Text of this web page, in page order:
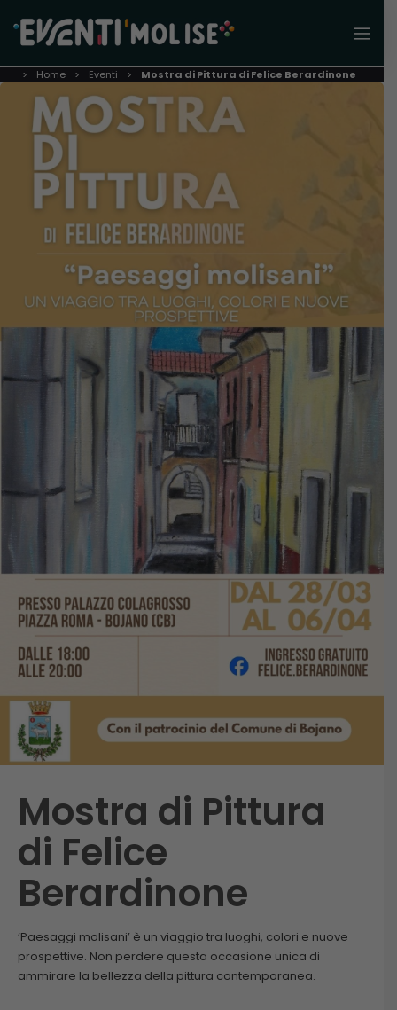
Home Eventi Mostra di Pittura di Felice Berardinone
Mostra di Pittura
di Felice
Berardinone
‘Paesaggi molisani’ è un viaggio tra luoghi, colori e nuove
prospettive. Non perdere questa occasione unica di
ammirare la bellezza della pittura contemporanea.